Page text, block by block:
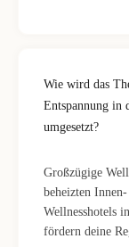
Wie wird das
Entspannung in
umgesetzt?
Großzügige
beheizten
Wellnesshotels
fördern deine